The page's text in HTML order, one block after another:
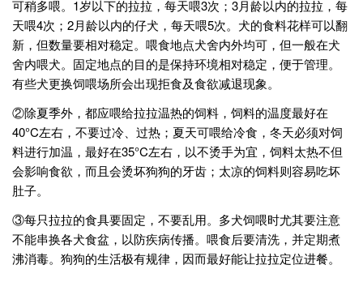
可稍多喂。1岁以下的拉拉，每天喂3次；3月龄以内的拉拉，每
天喂4次；2月龄以内的仔犬，每天喂5次。犬的食料花样可以翻
新，但数量要相对稳定。喂食地点犬舍内外均可，但一般在犬
舍内喂犬。固定地点的目的是保持环境相对稳定，便于管理。
有些犬更换饲喂场所会出现拒食及食欲减退现象。
②除夏季外，都应喂给拉拉温热的饲料，饲料的温度最好在
40°C左右，不要过冷、过热；夏天可喂给冷食，冬天必须对饲
料进行加温，最好在35°C左右，以不烫手为宜，饲料太热不但
会影响食欲，而且会烫坏狗狗的牙齿；太凉的饲料则容易吃坏
肚子。
③每只拉拉的食具要固定，不要乱用。多犬饲喂时尤其要注意
不能串换各犬食盆，以防疾病传播。喂食后要清洗，并定期煮
沸消毒。狗狗的生活极有规律，因而最好能让拉拉定位进餐。